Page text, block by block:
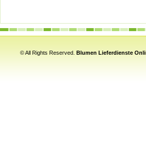
© All Rights Reserved. Blumen Lieferdienste